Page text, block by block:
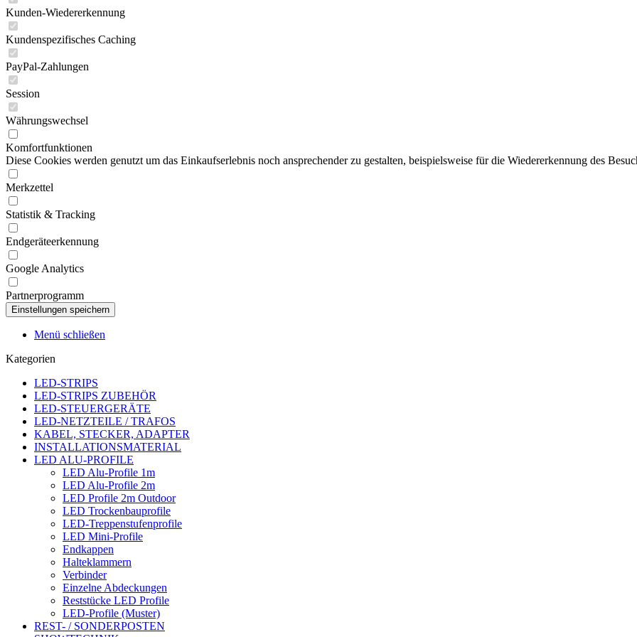
Kunden-Wiedererkennung
Kundenspezifisches Caching
PayPal-Zahlungen
Session
Währungswechsel
Komfortfunktionen
Diese Cookies werden genutzt um das Einkaufserlebnis noch ansprechender zu gestalten, beispielsweise für die Wiedererkennung des
Merkzettel
Statistik & Tracking
Endgeräteerkennung
Google Analytics
Partnerprogramm
Menü schließen
Kategorien
LED-STRIPS
LED-STRIPS ZUBEHÖR
LED-STEUERGERÄTE
LED-NETZTEILE / TRAFOS
KABEL, STECKER, ADAPTER
INSTALLATIONSMATERIAL
LED ALU-PROFILE
LED Alu-Profile 1m
LED Alu-Profile 2m
LED Profile 2m Outdoor
LED Trockenbauprofile
LED-Treppenstufenprofile
LED Mini-Profile
Endkappen
Halteklammern
Verbinder
Einzelne Abdeckungen
Reststücke LED Profile
LED-Profile (Muster)
REST- / SONDERPOSTEN